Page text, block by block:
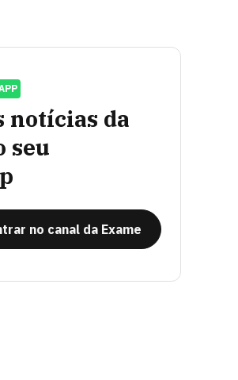
notícias da
seu
no canal da Exame